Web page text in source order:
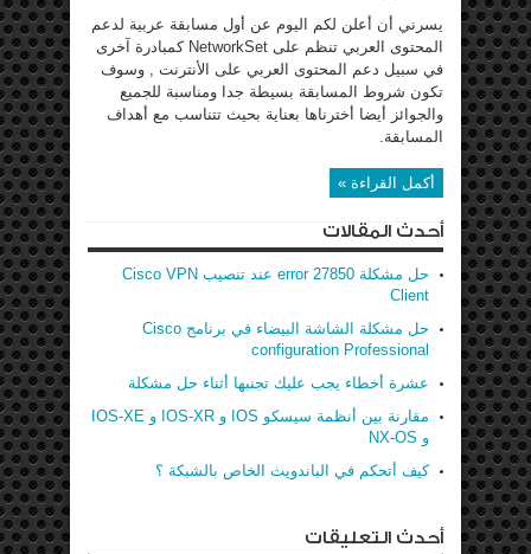
يسرني أن أعلن لكم اليوم عن أول مسابقة عربية لدعم
المحتوى العربي تنظم على NetworkSet كمبادرة آخرى
في سبيل دعم المحتوى العربي على الأنترنت , وسوف
تكون شروط المسابقة بسيطة جدا ومناسبة للجميع
والجوائز أيضا أخترناها بعناية بحيث تتناسب مع أهداف
المسابقة.
أكمل القراءة »
أحدث المقالات
حل مشكلة error 27850 عند تنصيب Cisco VPN
Client
حل مشكلة الشاشة البيضاء في برنامج Cisco
configuration Professional
عشرة أخطاء يجب عليك تجنبها أثناء حل مشكلة
مقارنة بين أنظمة سيسكو IOS و IOS-XR و IOS-XE
و NX-OS
كيف أتحكم في الباندويث الخاص بالشبكة ؟
أحدث التعليقات